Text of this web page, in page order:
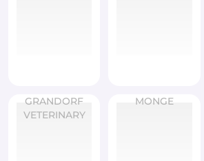
GRANDORF
VETERINARY
MONGE